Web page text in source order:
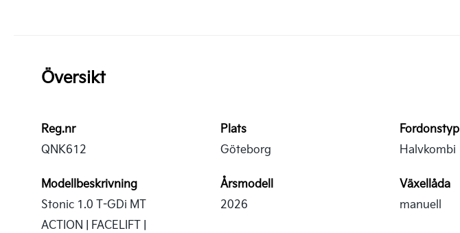
Översikt
Reg.nr
QNK612
Plats
Göteborg
Fordonstyp
Halvkombi
Modellbeskrivning
Stonic 1.0 T-GDi MT
ACTION | FACELIFT |
Årsmodell
2026
Växellåda
manuell